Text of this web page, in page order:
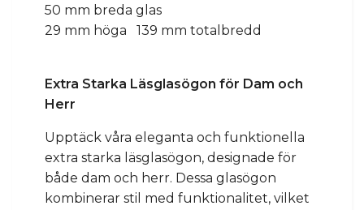
50 mm breda glas
29 mm höga 139 mm totalbredd
Extra Starka Läsglasögon för Dam och
Herr
Upptäck våra eleganta och funktionella
extra starka läsglasögon, designade för
både dam och herr. Dessa glasögon
kombinerar stil med funktionalitet, vilket